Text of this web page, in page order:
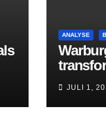
ANALYSE
ver­lust
lich
JULI 1,